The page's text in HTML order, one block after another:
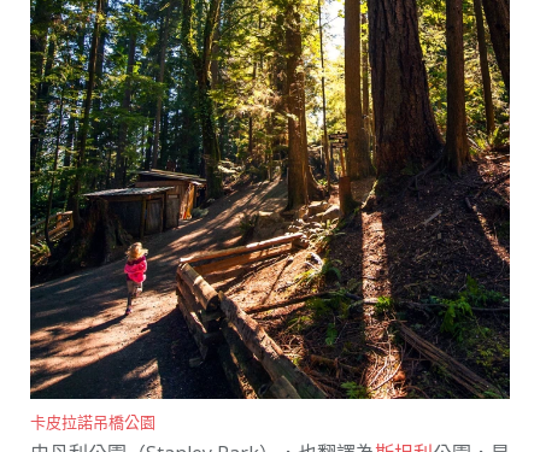
卡皮拉諾吊橋公園